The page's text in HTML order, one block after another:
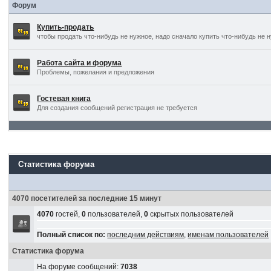
Форум
Купить-продать
чтобы продать что-нибудь не нужное, надо сначало купить что-нибудь не
Работа сайта и форума
Проблемы, пожелания и предложения
Гостевая книга
Для создания сообщений регистрация не требуется
Статистика форума
4070 посетителей за последние 15 минут
4070 гостей,0 пользователей,0 скрытых пользователей
Полный список по: последним действиям,именам пользователей
Статистика форума
На форуме сообщений:7038